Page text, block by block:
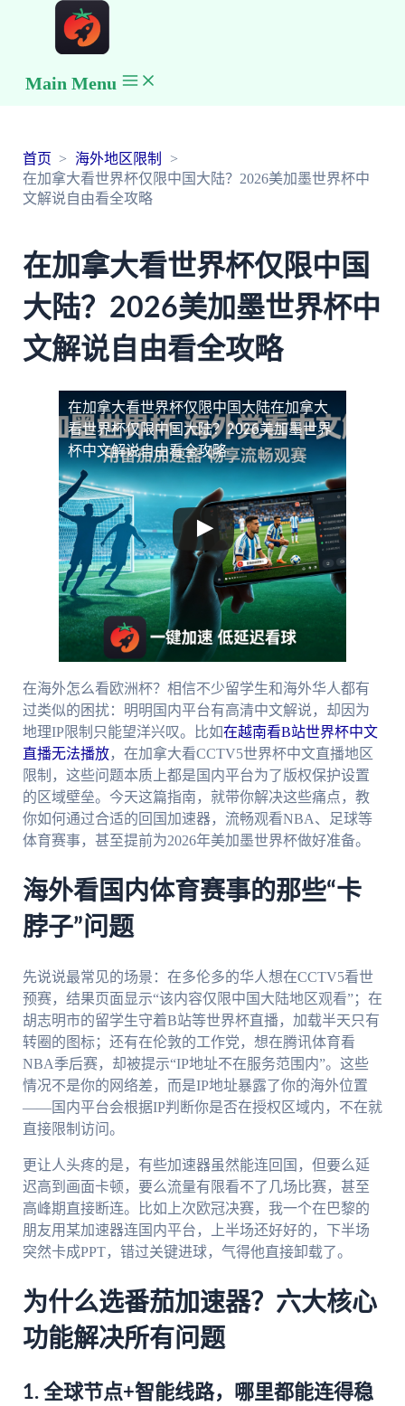
Main Menu
首页
海外地区限制
在加拿大看世界杯仅限中国大陆？2026美加墨世界杯中
文解说自由看全攻略
在加拿大看世界杯仅限中国
大陆？2026美加墨世界杯中
文解说自由看全攻略
在加拿大看世界杯仅限中国大陆在加拿大
看世界杯仅限中国大陆？2026美加墨世界
杯中文解说自由看全攻略
在海外怎么看欧洲杯？相信不少留学生和海外华人都有
过类似的困扰：明明国内平台有高清中文解说，却因为
地理IP限制只能望洋兴叹。比如在越南看B站世界杯中文
直播无法播放，在加拿大看CCTV5世界杯中文直播地区
限制，这些问题本质上都是国内平台为了版权保护设置
的区域壁垒。今天这篇指南，就带你解决这些痛点，教
你如何通过合适的回国加速器，流畅观看NBA、足球等
体育赛事，甚至提前为2026年美加墨世界杯做好准备。
海外看国内体育赛事的那些“卡
脖子”问题
先说说最常见的场景：在多伦多的华人想在CCTV5看世
预赛，结果页面显示“该内容仅限中国大陆地区观看”；在
胡志明市的留学生守着B站等世界杯直播，加载半天只有
转圈的图标；还有在伦敦的工作党，想在腾讯体育看
NBA季后赛，却被提示“IP地址不在服务范围内”。这些
情况不是你的网络差，而是IP地址暴露了你的海外位置
——国内平台会根据IP判断你是否在授权区域内，不在就
直接限制访问。
更让人头疼的是，有些加速器虽然能连回国，但要么延
迟高到画面卡顿，要么流量有限看不了几场比赛，甚至
高峰期直接断连。比如上次欧冠决赛，我一个在巴黎的
朋友用某加速器连国内平台，上半场还好好的，下半场
突然卡成PPT，错过关键进球，气得他直接卸载了。
为什么选番茄加速器？六大核心
功能解决所有问题
1. 全球节点+智能线路，哪里都能连得稳